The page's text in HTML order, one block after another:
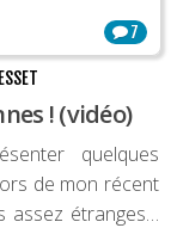
7
! (vidéo)
quelques
de mon récent
assez étranges…